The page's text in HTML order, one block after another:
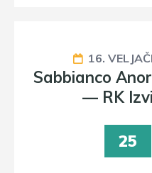
16.
Sabbianco
— RK
25